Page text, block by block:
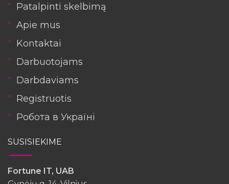
Patalpinti skelbimą
Apie mus
Kontaktai
Darbuotojams
Darbdaviams
Registruotis
Робота в Україні
SUSISIEKIME
Fortune IT, UAB